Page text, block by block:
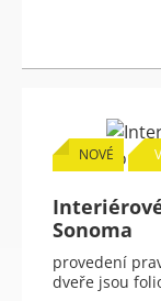
NOVÉ
Sonoma
provedení
dveře jsou